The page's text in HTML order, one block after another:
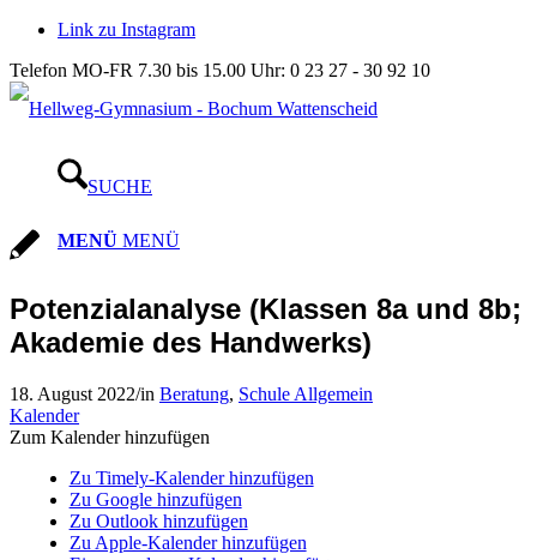
Link zu Instagram
Telefon MO-FR 7.30 bis 15.00 Uhr: 0 23 27 - 30 92 10
SUCHE
MENÜ MENÜ
Potenzialanalyse (Klassen 8a und 8b;
Akademie des Handwerks)
18. August 2022/in Beratung, Schule Allgemein
Kalender
Zum Kalender hinzufügen
Zu Timely-Kalender hinzufügen
Zu Google hinzufügen
Zu Outlook hinzufügen
Zu Apple-Kalender hinzufügen